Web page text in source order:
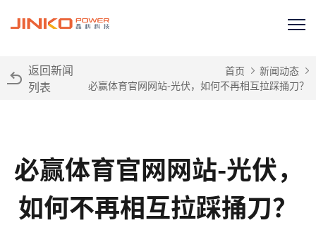
返回新闻
列表
首页
新闻动态
必赢体育官网网站-光伏，如何不再相互拉踩捅刀？
必赢体育官网网站-光伏，
如何不再相互拉踩捅刀？